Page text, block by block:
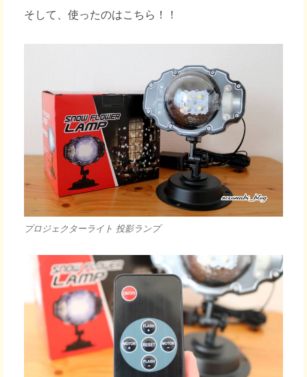
そして、使ったのはこちら！！
プロジェクターライト 投影ランプ